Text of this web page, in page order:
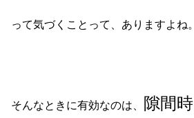
って気づくことって、ありますよね。
そんなときに有効なのは、 隙間